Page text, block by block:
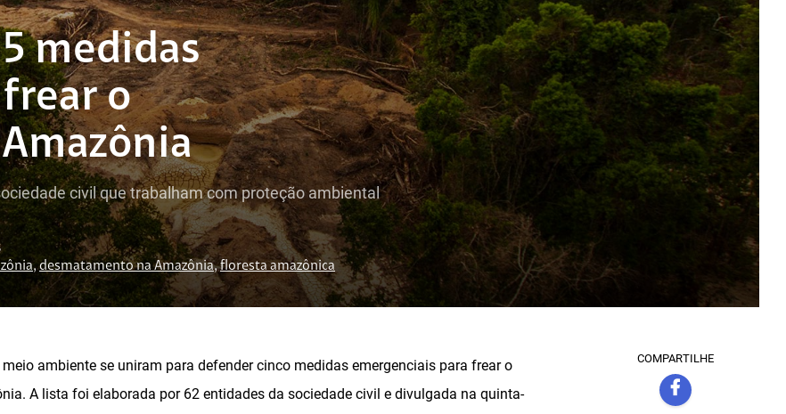
medidas
o
civil que trabalham com proteção ambiental
,desmatamento na Amazônia,floresta amazônica
ambiente se uniram para defender cinco medidas emergenciais para frear o
A lista foi elaborada por 62 entidades da sociedade civil e divulgada na quinta-
COMPARTILHE